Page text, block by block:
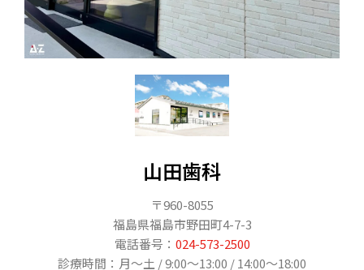
山田歯科
〒960-8055
福島県福島市野田町4-7-3
電話番号： 024-573-2500
診療時間：月〜土 / 9:00〜13:00 / 14:00〜18:00